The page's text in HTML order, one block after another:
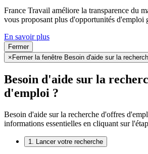
France Travail améliore la transparence du
vous proposant plus d'opportunités d'emploi
En savoir plus
Fermer
× Fermer la fenêtre Besoin d'aide sur la
Besoin d'aide sur la
d'emploi ?
Besoin d'aide sur la recherche d'offres
informations essentielles en cliquant sur
1. Lancer votre recherche